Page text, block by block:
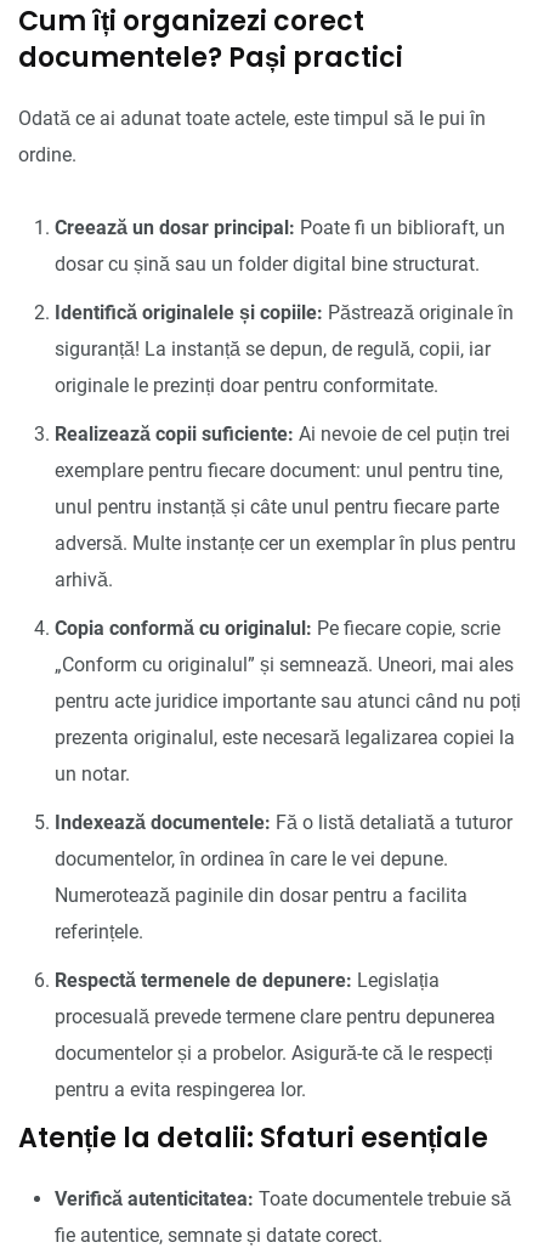
Cum îți organizezi corect
documentele? Pași practici
Odată ce ai adunat toate actele, este timpul să le pui în
ordine.
Creează un dosar principal: Poate fi un biblioraft, un
dosar cu șină sau un folder digital bine structurat.
Identifică originalele și copiile: Păstrează originale în
siguranță! La instanță se depun, de regulă, copii, iar
originale le prezinți doar pentru conformitate.
Realizează copii suficiente: Ai nevoie de cel puțin trei
exemplare pentru fiecare document: unul pentru tine,
unul pentru instanță și câte unul pentru fiecare parte
adversă. Multe instanțe cer un exemplar în plus pentru
arhivă.
Copia conformă cu originalul: Pe fiecare copie, scrie
„Conform cu originalul” și semnează. Uneori, mai ales
pentru acte juridice importante sau atunci când nu poți
prezenta originalul, este necesară legalizarea copiei la
un notar.
Indexează documentele: Fă o listă detaliată a tuturor
documentelor, în ordinea în care le vei depune.
Numerotează paginile din dosar pentru a facilita
referințele.
Respectă termenele de depunere: Legislația
procesuală prevede termene clare pentru depunerea
documentelor și a probelor. Asigură-te că le respecți
pentru a evita respingerea lor.
Atenție la detalii: Sfaturi esențiale
Verifică autenticitatea: Toate documentele trebuie să
fie autentice, semnate și datate corect.